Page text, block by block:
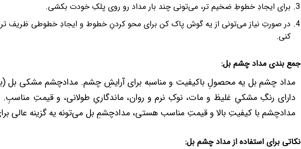
برای ایجادِ خطوطِ ضخیم تر، می‌تونی چند بار مداد رو روی پلکِ خودت بکشی.
در صورتِ نیاز می‌تونی از یه گوش پاک کن برای محو کردنِ خطوط و ایجادِ خطوطی ظریف تر
کنی.
جمع بندی مداد چشم بل:
مداد چشم بل یه محصولِ باکیفیت و مناسبه برای آرایشِ چشم. مدادچشم مشکی بل
دارای رنگِ مشکیِ غلیظ و مات، نوکِ نرم و روان، ماندگاریِ طولانی، و قیمتِ مناسبِ.
مدادچشم با کیفیتِ بالا و قیمتِ مناسب هستی، مدادچشمِ بل می‌تونه یه گزینه عالی
نکاتی برای استفاده از مداد چشم بل: